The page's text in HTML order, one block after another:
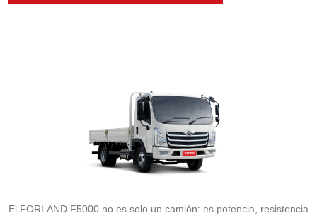
El FORLAND F5000 no es solo un camión: es potencia, resistencia